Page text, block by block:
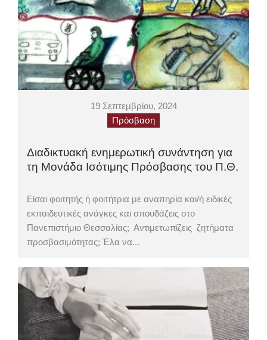
19 Σεπτεμβρίου, 2024
Πρόσβαση
Διαδικτυακή ενημερωτική συνάντηση για
τη Μονάδα Ισότιμης Πρόσβασης του Π.Θ.
Είσαι φοιτητής ή φοιτήτρια με αναπηρία και/ή ειδικές
εκπαιδευτικές ανάγκες και σπουδάζεις στο
Πανεπιστήμιο Θεσσαλίας; Αντιμετωπίζεις ζητήματα
προσβασιμότητας; Έλα να...